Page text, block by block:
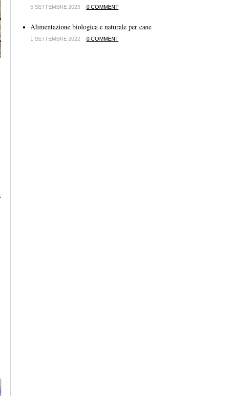
5 SETTEMBRE 2023 0 COMMENT
Alimentazione biologica e naturale per cane
1 SETTEMBRE 2022 0 COMMENT